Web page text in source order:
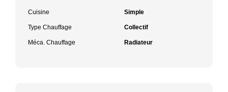
Cuisine Simple
Type Chauffage Collectif
Méca. Chauffage Radiateur